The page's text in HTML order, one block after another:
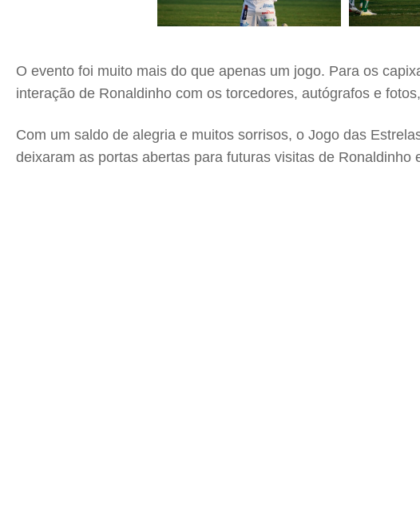
O evento foi muito mais do que apenas um jogo. Para os
interação de Ronaldinho com os torcedores, autógrafos e
Com um saldo de alegria e muitos sorrisos, o Jogo das
deixaram as portas abertas para futuras visitas de